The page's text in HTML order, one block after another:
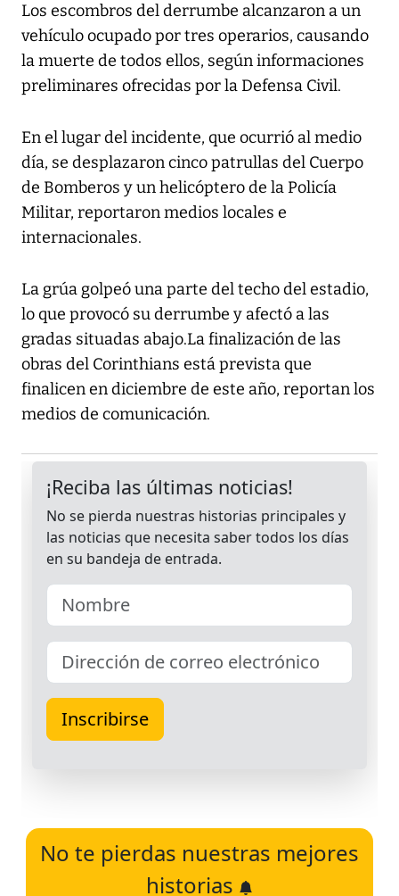
Los escombros del derrumbe alcanzaron a un
vehículo ocupado por tres operarios, causando
la muerte de todos ellos, según informaciones
preliminares ofrecidas por la Defensa Civil.
En el lugar del incidente, que ocurrió al medio
día, se desplazaron cinco patrullas del Cuerpo
de Bomberos y un helicóptero de la Policía
Militar, reportaron medios locales e
internacionales.
La grúa golpeó una parte del techo del estadio,
lo que provocó su derrumbe y afectó a las
gradas situadas abajo.La finalización de las
obras del Corinthians está prevista que
finalicen en diciembre de este año, reportan los
medios de comunicación.
No te pierdas nuestras mejores
historias